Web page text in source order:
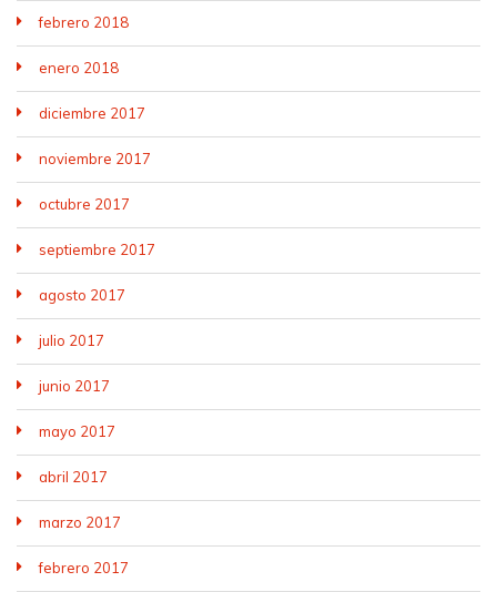
febrero 2018
enero 2018
diciembre 2017
noviembre 2017
octubre 2017
septiembre 2017
agosto 2017
julio 2017
junio 2017
mayo 2017
abril 2017
marzo 2017
febrero 2017